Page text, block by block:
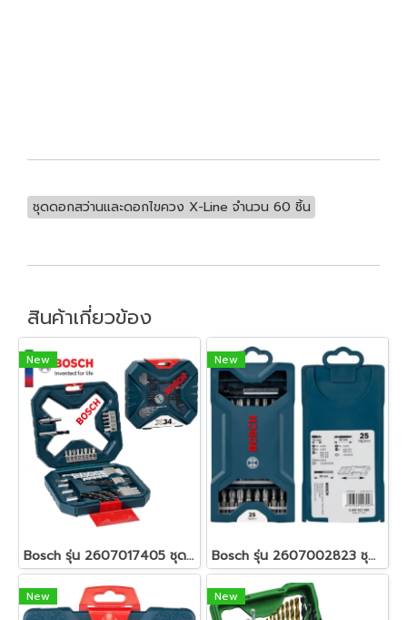
ชุดดอกสว่านและดอกไขควง X-Line จำนวน 60 ชิ้น
สินค้าเกี่ยวข้อง
New
Bosch รุ่น 2607017405 ชุด X-Line - 34 Pcs.ดอกสว่านและดอกไขควง รหัส 2607017405
New
Bosch รุ่น 2607002823 ชุด X-line - 25 Pcs.รหัส 2607002823
New New